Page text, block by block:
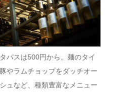
パスは500円から。麺のタイ
やラムチョップをダッチオー
ュなど、種類豊富なメニュー